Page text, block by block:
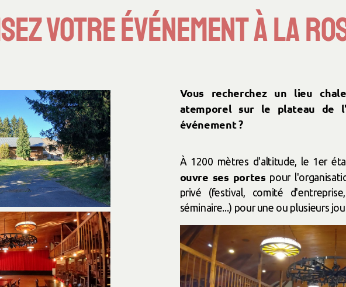
votre événement à la
Vous recherchez un lieu
atemporel sur le plateau de
événement ?
À 1200 mètres d'altitude, le 1er
ouvre ses portes pour
privé (festival, comité
séminaire...) pour une ou plusieurs